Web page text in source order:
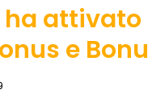
ha
e